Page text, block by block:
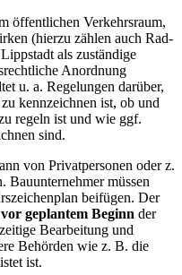
öffentlichen Verkehrsraum,
(hierzu zählen auch Rad-
als zuständige
Anordnung
u. a. Regelungen darüber,
kennzeichnen ist, ob und
regeln ist und wie ggf.
sind.
von Privatpersonen oder z.
Bauunternehmer müssen
beifügen. Der
geplantem Beginn der
Bearbeitung und
Behörden wie z. B. die
ist.